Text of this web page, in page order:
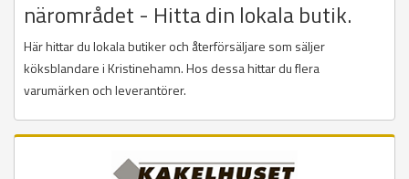
närområdet - Hitta din lokala butik.
Här hittar du lokala butiker och återförsäljare som säljer
köksblandare i Kristinehamn. Hos dessa hittar du flera
varumärken och leverantörer.